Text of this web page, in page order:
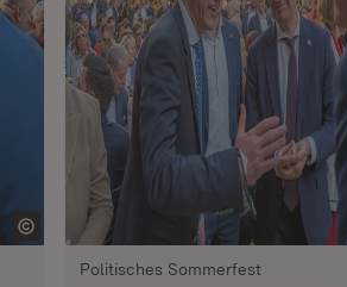
Politisches Sommerfest